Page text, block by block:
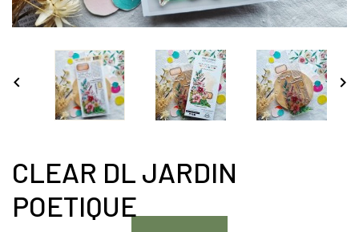
 
CLEAR DL JARDIN
POETIQUE